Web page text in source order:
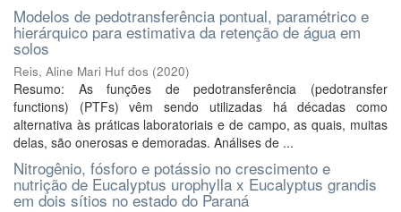
Modelos de pedotransferência pontual, paramétrico e
hierárquico para estimativa da retenção de água em
solos
Reis, Aline Mari Huf dos (2020)
Resumo: As funções de pedotransferência (pedotransfer
functions) (PTFs) vêm sendo utilizadas há décadas como
alternativa às práticas laboratoriais e de campo, as quais, muitas
delas, são onerosas e demoradas. Análises de ...
Nitrogênio, fósforo e potássio no crescimento e
nutrição de Eucalyptus urophylla x Eucalyptus grandis
em dois sítios no estado do Paraná